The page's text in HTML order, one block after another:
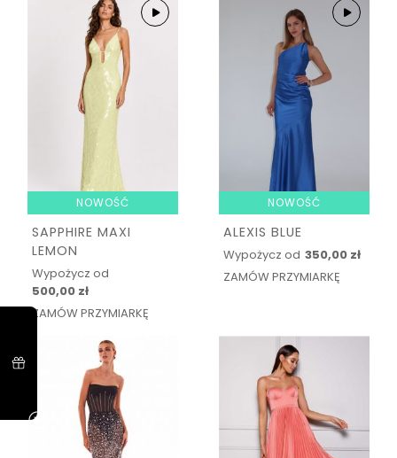
NOWOŚĆ
SAPPHIRE MAXI
LEMON
Wypożycz od
500,00 zł
ZAMÓW PRZYMIARKĘ
NOWOŚĆ
ALEXIS BLUE
Wypożycz od 350,00 zł
ZAMÓW PRZYMIARKĘ